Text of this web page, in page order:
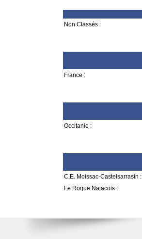
Non Classés :
France :
Occitanie :
C.E. Moissac-Castelsarrasin :
Le Roque Najacois :